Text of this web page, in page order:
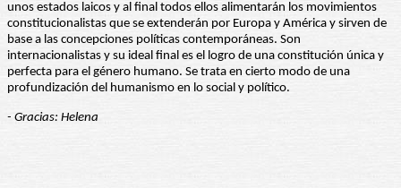
unos estados laicos y al final todos ellos alimentarán los movimientos
constitucionalistas que se extenderán por Europa y América y sirven de
base a las concepciones políticas contemporáneas. Son
internacionalistas y su ideal final es el logro de una constitución única y
perfecta para el género humano. Se trata en cierto modo de una
profundización del humanismo en lo social y político.
- Gracias: Helena